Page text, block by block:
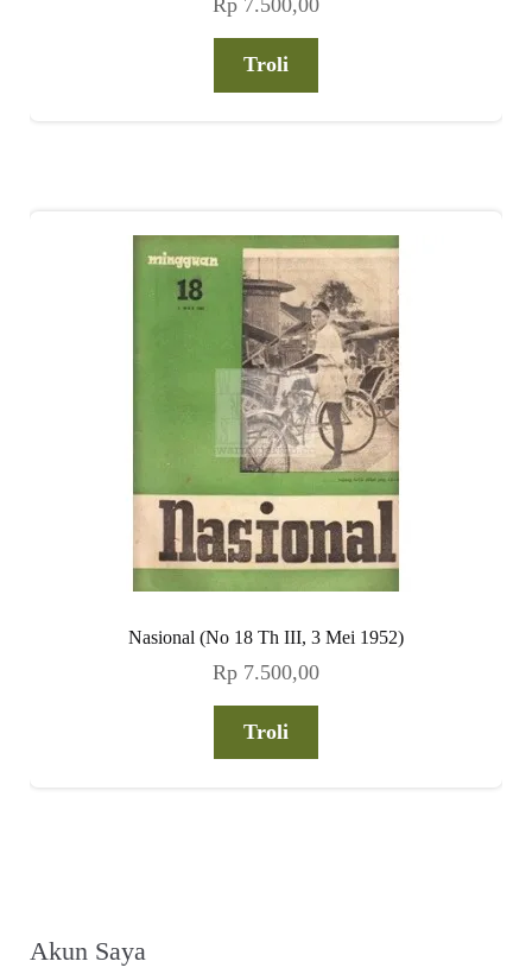
Rp 7.500,00
Troli
Nasional (No 18 Th III, 3 Mei 1952)
Rp 7.500,00
Troli
Akun Saya